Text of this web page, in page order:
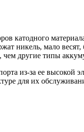
катодного
никель, мало
другие типы
из-за ее
для их